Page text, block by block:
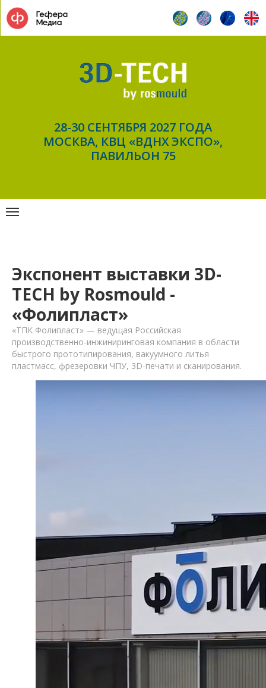
28-30 СЕНТЯБРЯ 2027 ГОДА
МОСКВА, КВЦ «ВДНХ ЭКСПО»,
ПАВИЛЬОН 75
Экспонент выставки 3D-
TECH by Rosmould -
«Фолипласт»
«ТПК Фолипласт» — ведущая Российская
производственно-инжиниринговая компания в области
быстрого прототипирования, вакуумного литья
пластмасс, фрезеровки ЧПУ, 3D-печати и сканирования.